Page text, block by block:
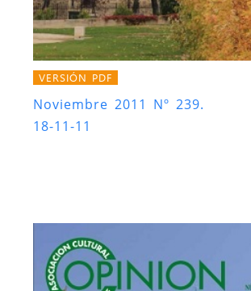
VERSIÓN PDF
Noviembre 2011 Nº 239.
18-11-11